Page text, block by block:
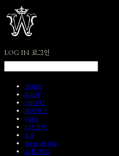
LOG IN 로그인
HOME
SHOP
ABOUT
NOTICE
Q&A
REVIEW
A/S
Wear & Pair
쇼룸 예약